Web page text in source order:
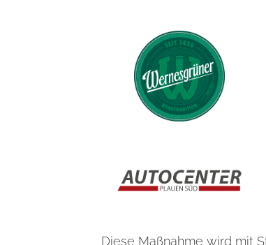
Diese Maßnahme wird mit